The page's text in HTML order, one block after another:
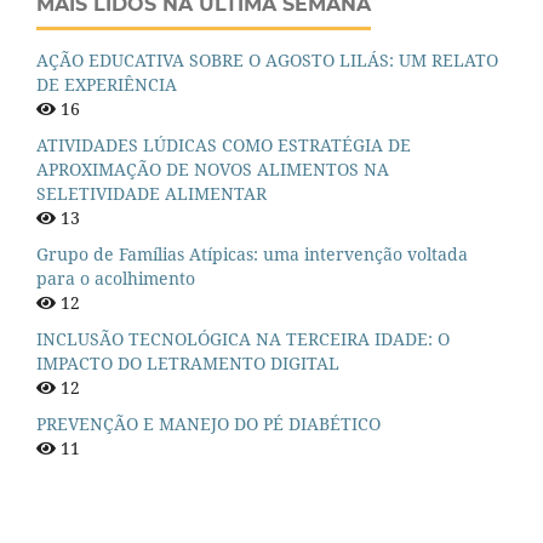
MAIS LIDOS NA ÚLTIMA SEMANA
AÇÃO EDUCATIVA SOBRE O AGOSTO LILÁS: UM RELATO
DE EXPERIÊNCIA
16
ATIVIDADES LÚDICAS COMO ESTRATÉGIA DE
APROXIMAÇÃO DE NOVOS ALIMENTOS NA
SELETIVIDADE ALIMENTAR
13
Grupo de Famílias Atípicas: uma intervenção voltada
para o acolhimento
12
INCLUSÃO TECNOLÓGICA NA TERCEIRA IDADE: O
IMPACTO DO LETRAMENTO DIGITAL
12
PREVENÇÃO E MANEJO DO PÉ DIABÉTICO
11